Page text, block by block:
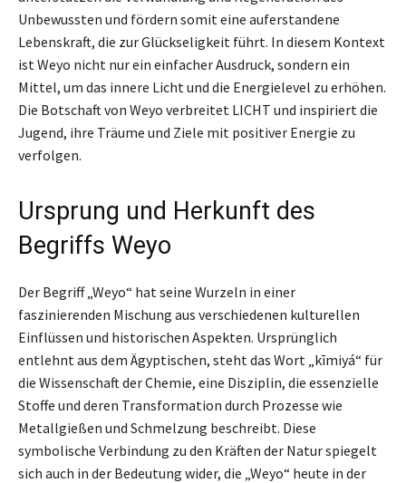
Unbewussten und fördern somit eine auferstandene
Lebenskraft, die zur Glückseligkeit führt. In diesem Kontext
ist Weyo nicht nur ein einfacher Ausdruck, sondern ein
Mittel, um das innere Licht und die Energielevel zu erhöhen.
Die Botschaft von Weyo verbreitet LICHT und inspiriert die
Jugend, ihre Träume und Ziele mit positiver Energie zu
verfolgen.
Ursprung und Herkunft des
Begriffs Weyo
Der Begriff „Weyo“ hat seine Wurzeln in einer
faszinierenden Mischung aus verschiedenen kulturellen
Einflüssen und historischen Aspekten. Ursprünglich
entlehnt aus dem Ägyptischen, steht das Wort „kīmiyá“ für
die Wissenschaft der Chemie, eine Disziplin, die essenzielle
Stoffe und deren Transformation durch Prozesse wie
Metallgießen und Schmelzung beschreibt. Diese
symbolische Verbindung zu den Kräften der Natur spiegelt
sich auch in der Bedeutung wider, die „Weyo“ heute in der